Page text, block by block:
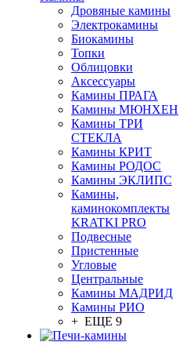
Дровяные камины
Электрокамины
Биокамины
Топки
Облицовки
Аксессуары
Камины ПРАГА
Камины МЮНХЕН
Камины ТРИ
СТЕКЛА
Камины КРИТ
Камины РОДОС
Камины ЭКЛИПС
Камины,
каминокомплекты
KRATKI PRO
Подвесные
Пристенные
Угловые
Центральные
Камины МАДРИД
Камины РИО
+ ЕЩЕ 9